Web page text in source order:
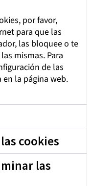
por favor,
para que las
las bloquee o te
mismas. Para
de las
la página web.
cookies
las